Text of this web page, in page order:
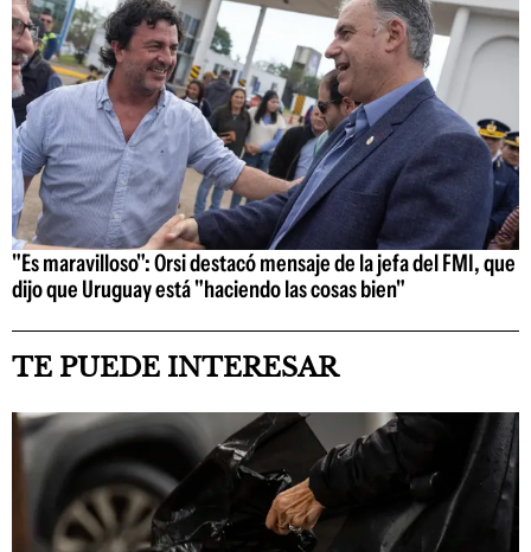
"Es maravilloso": Orsi destacó mensaje de la jefa del FMI, que
dijo que Uruguay está "haciendo las cosas bien"
TE PUEDE INTERESAR